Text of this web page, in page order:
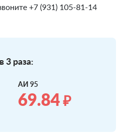
+7 (931) 105-81-14
3 раза:
АИ 95
69.84₽